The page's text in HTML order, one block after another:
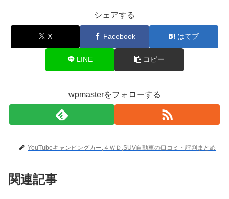
シェアする
X Facebook はてブ
LINE コピー
wpmasterをフォローする
YouTubeキャンピングカー,４ＷＤ,SUV自動車の口コミ・評判まとめ
関連記事